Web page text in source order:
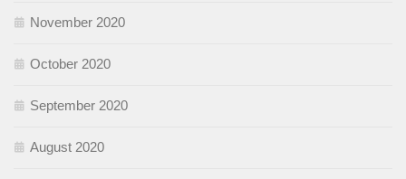
November 2020
October 2020
September 2020
August 2020